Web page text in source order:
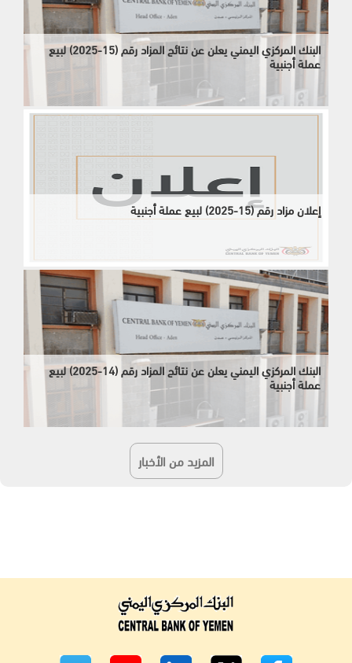
البنك المركزي اليمني يعلن عن نتائج المزاد رقم (15-2025) لبيع
عملة أجنبية
إعلان مزاد رقم (15-2025) لبيع عملة أجنبية
البنك المركزي اليمني يعلن عن نتائج المزاد رقم (14-2025) لبيع
عملة أجنبية
المزيد من الأخبار